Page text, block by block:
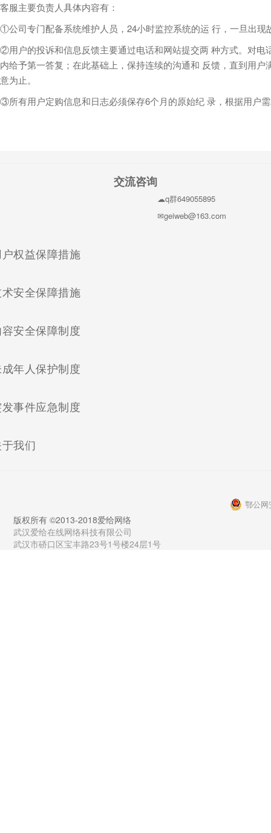
客服主要负责人具体内容有：
①公司专门配备系统维护人员，24小时监控系统的运 行，一旦出
②用户的投诉和信息反馈主要通过电话和网站提交两 种方式。对
内给予第一答复；在此基础上，保持连续的沟通和 反馈，直到用
意为止。
③所有用户定购信息和日志必须保存6个月的原始纪 录，根据用户
交流咨询
q群649055895
geiweb@163.com
权益保障措施(current)
安全保障措施(current)
安全保障制度
年人保护制度
事件应急制度
我们
鄂公网
版权所有 ©2013-2018爱给网络
武汉爱给在线网络科技有限公司
武汉市硚口区宝丰路23号1号楼24层1号